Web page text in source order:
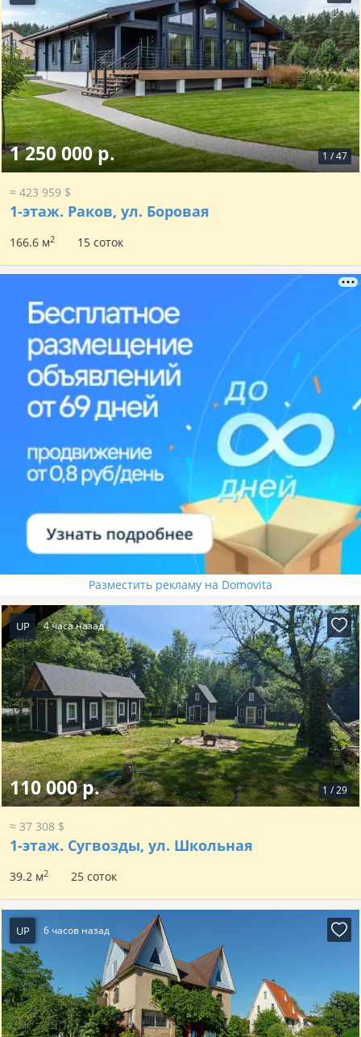
1 /47
1 250 000 р.
≈ 423 959 $
1-этаж. Раков, ул. Боровая
166.6 м2 15 соток
Разместить рекламу на Domovita
UP 4 часа назад
1 /29
110 000 р.
≈ 37 308 $
1-этаж. Сугвозды, ул. Школьная
39.2 м2 25 соток
UP 6 часов назад